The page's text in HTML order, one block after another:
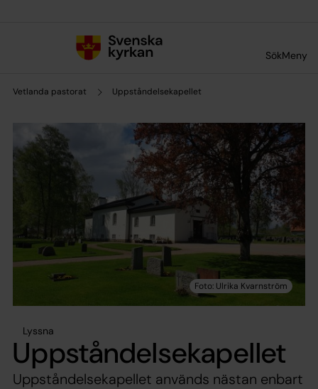
SökMeny
Vetlanda pastorat Uppståndelsekapellet
Lyssna
Uppståndelsekapellet
Uppståndelsekapellet används nästan enbart